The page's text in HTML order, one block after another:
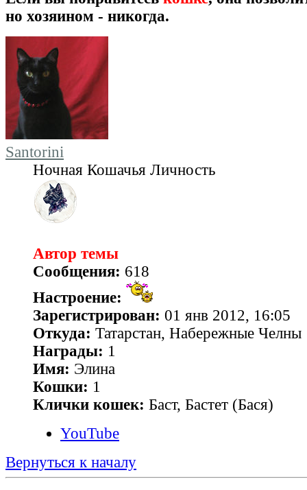
но хозяином - никогда.
Santorini
Ночная Кошачья Личность
Автор темы
Сообщения: 618
Настроение:
Зарегистрирован: 01 янв 2012, 16:05
Откуда: Татарстан, Набережные Челны
Награды: 1
Имя: Элина
Кошки: 1
Клички кошек: Баст, Бастет (Бася)
YouTube
Вернуться к началу